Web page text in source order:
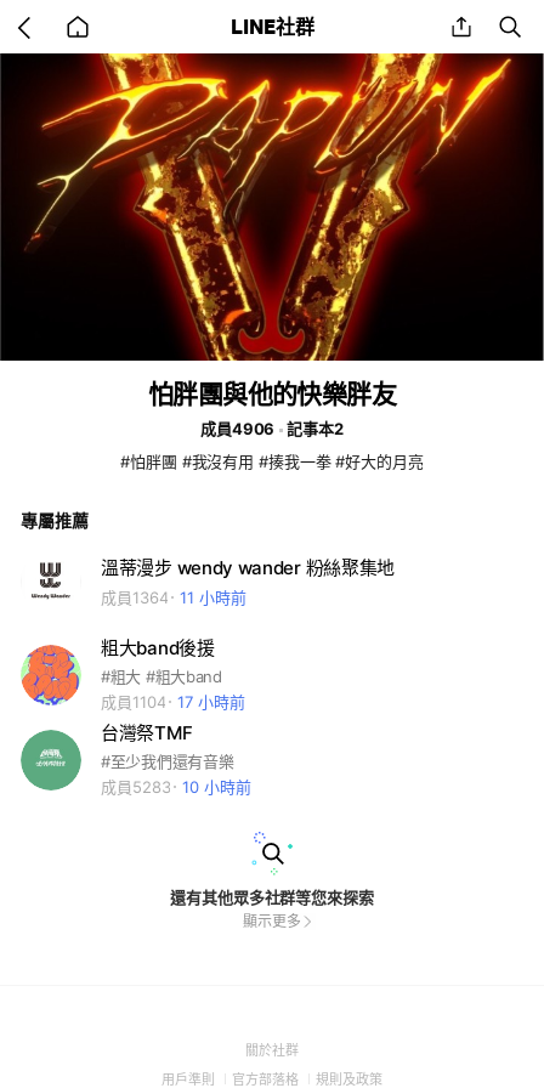
back
to
home
LINE社群 share
怕胖團與他的快樂胖友
成員4906
記事本2
#怕胖團 #我沒有用 #揍我一拳 #好大的月亮
專屬推薦
溫蒂漫步 wendy wander 粉絲聚集地
成員1364 11 小時前
粗大band後援
#粗大 #粗大band
成員1104
17 小時前
台灣祭TMF
#至少我們還有音樂
成員5283
10 小時前
還有其他眾多社群等您來探索
顯示更多
關於社群(Open
用戶準則 (Open
官方部落格 (Open
規則及政策(Open